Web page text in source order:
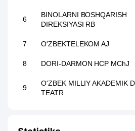
6
BINOLARNI BOSHQARISH
DIREKSIYASI RB
7 O'ZBEKTELEKOM AJ
8 DORI-DARMON HCP MChJ
9
O'ZBEK MILLIY AKADEMIK
TEATR